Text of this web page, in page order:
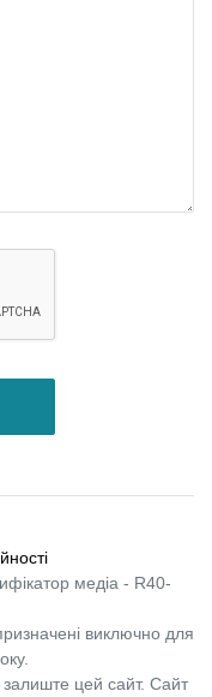
медіа - R40-
виключно для
цей сайт. Сайт